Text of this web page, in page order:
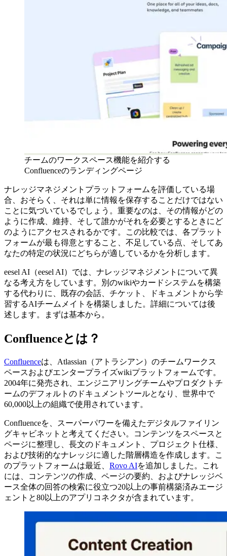
チームのワークスペース機能を紹介する
Confluenceのランディングページ
ナレッジマネジメントプラットフォームを評価している場
合、おそらく、それは単に情報を保存することだけではない
ことに気づいているでしょう。重要なのは、その情報がどの
ように作成、維持、そして誰かがそれを必要とするときにど
のようにアクセスされるかです。この比較では、各プラット
フォームが最も得意とすること、不足している点、そしてあ
なたの特定の状況にどちらが適しているかを分析します。
eesel AI（eesel AI）では、ナレッジマネジメントについて異
なる考え方をしています。別のwikiやカードシステムを構築
する代わりに、既存の会話、チケット、ドキュメントから学
習するAIチームメイトを構築しました。詳細については後
述します。まずは基本から。
Confluenceとは？
Confluenceは、Atlassian（アトラシアン）のチームワークス
ペースおよびエンタープライズwikiプラットフォームです。
2004年に発売され、エンジニアリングチームやプロダクトチ
ームのデフォルトのドキュメントツールとなり、世界中で
60,000以上の組織で使用されています。
Confluenceを、スーパーパワーを備えたデジタルファイリン
グキャビネットと考えてください。コンテンツをスペースと
ページに整理し、長文のドキュメント、プロジェクト仕様、
および技術的なナレッジに適した階層構造を作成します。こ
のプラットフォームは最近、 Rovo AIを追加しました。これ
には、コンテンツの作成、ページの要約、およびナレッジベ
ース全体の回答の検索に役立つ20以上の事前構築済みエージ
ェントと80以上のアプリコネクタが含まれています。